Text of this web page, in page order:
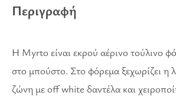
Περιγραφή
Η Myrto είναι εκρού αέρινο τούλινο
στο μπούστο. Στο φόρεμα ξεχωρίζει η
ζώνη με off white δαντέλα και